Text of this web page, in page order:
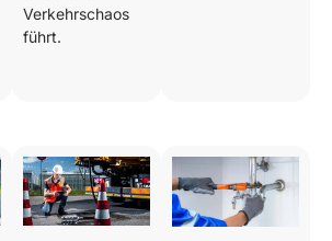
Verkehrschaos
führt.